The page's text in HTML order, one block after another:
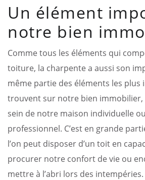
Un élément
notre bien
Comme tous les éléments qui
toiture, la charpente a aussi son
même partie des éléments les plus
trouvent sur notre bien immobilier,
sein de notre maison individuelle
professionnel. C’est en grande
l’on peut disposer d’un toit en
procurer notre confort de vie ou
mettre à l’abri lors des